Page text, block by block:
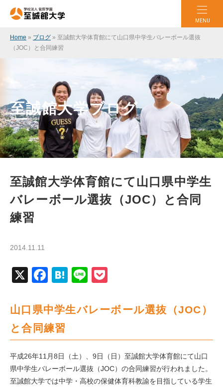
MENU
Home » ブログ » 至誠館大学体育館にて山口県中学生バレーボール選抜
（JOC）と合同練習
至誠館大学ブログ
至誠館大学体育館にて山口県中学生
バレーボール選抜（JOC）と合同
練習
2014.11.11
X Facebook
Hatena
Line
山口県中学生バレーボール選抜（JOC）
と合同練習
平成26年11月8日（土）、9日（日）至誠館大学体育館にて山口
県中学生バレーボール選抜（JOC）の合同練習が行われました。
至誠館大学では中学・高校の保健体育科教諭を目指している学生